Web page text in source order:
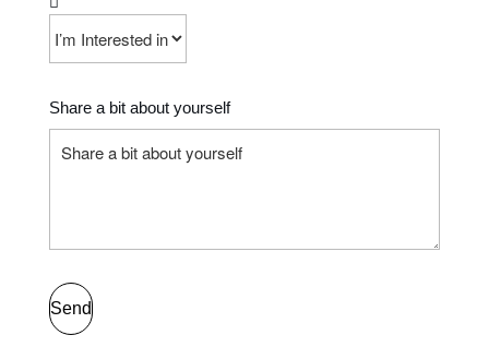
Share a bit about yourself
Send